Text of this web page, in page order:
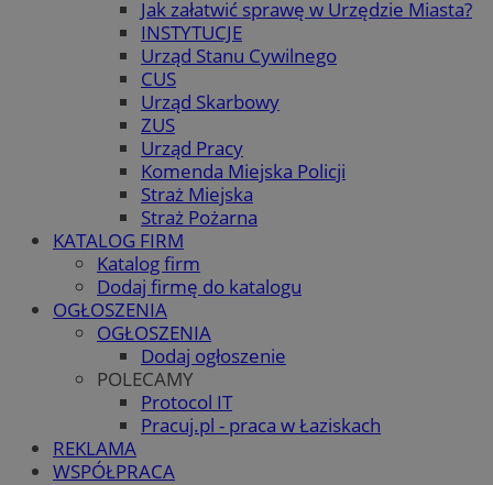
Jak załatwić sprawę w Urzędzie Miasta?
INSTYTUCJE
Urząd Stanu Cywilnego
CUS
Urząd Skarbowy
ZUS
Urząd Pracy
Komenda Miejska Policji
Straż Miejska
Straż Pożarna
KATALOG FIRM
Katalog firm
Dodaj firmę do katalogu
OGŁOSZENIA
OGŁOSZENIA
Dodaj ogłoszenie
POLECAMY
Protocol IT
Pracuj.pl - praca w Łaziskach
REKLAMA
WSPÓŁPRACA